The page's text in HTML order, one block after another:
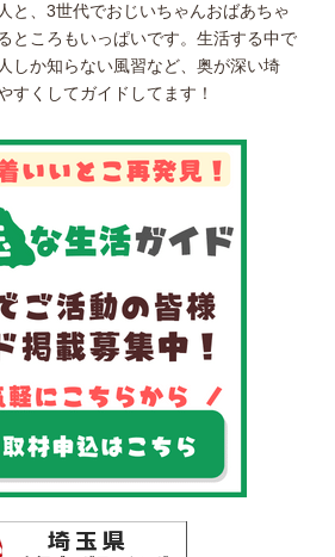
と、3世代でおじいちゃんおばあちゃ
ところもいっぱいです。生活する中で
しか知らない風習など、奥が深い埼
すくしてガイドしてます！